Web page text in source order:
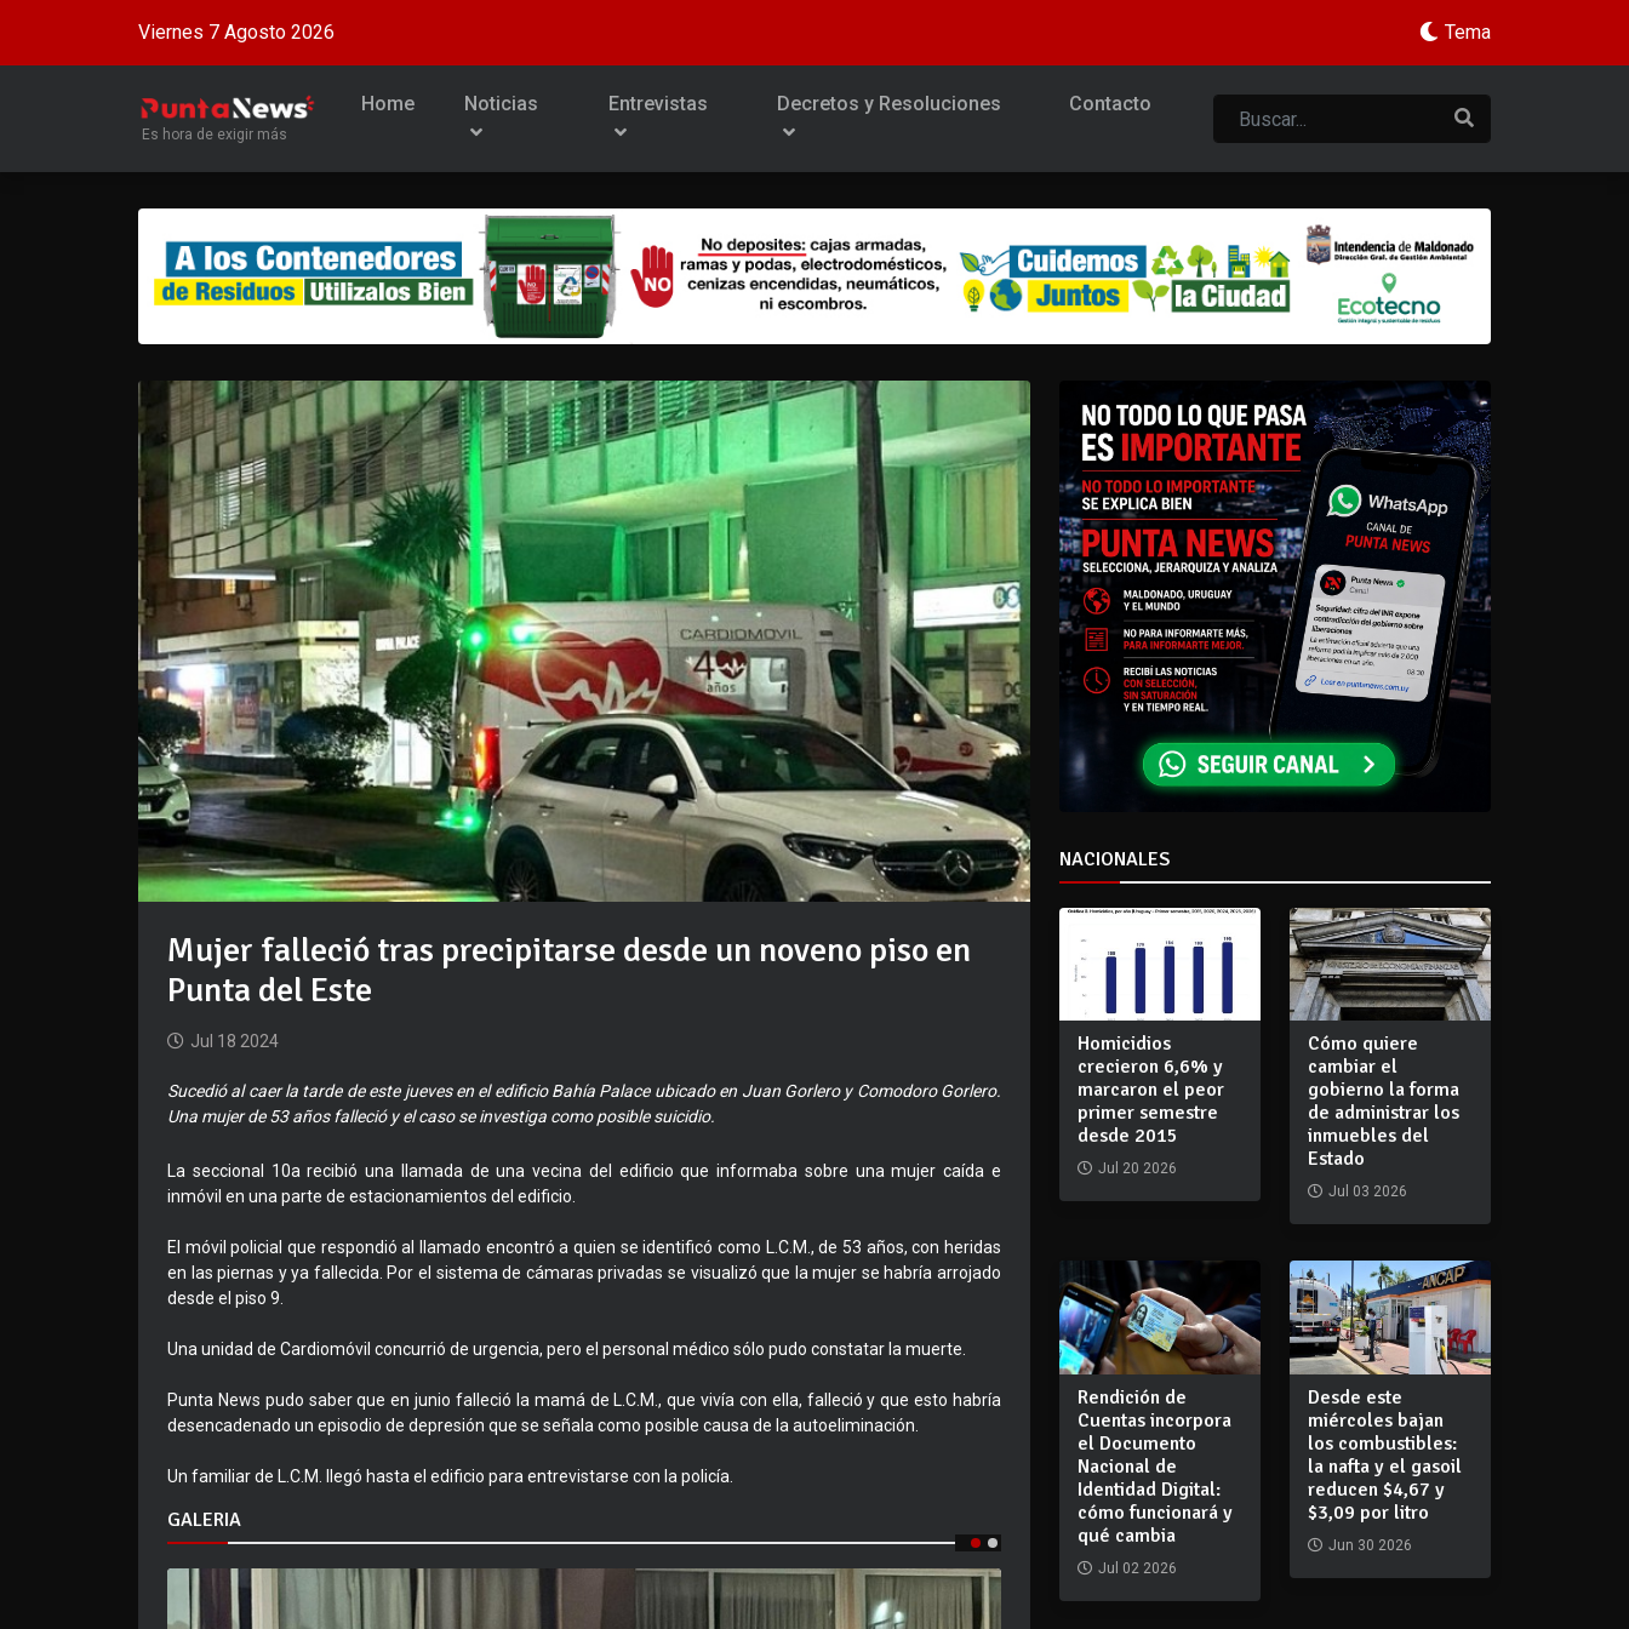
Viernes 7 Agosto 2026 Tema
Es hora de exigir más
Home Noticias Entrevistas Decretos y Resoluciones Contacto
Mujer falleció tras precipitarse desde un noveno piso en
Punta del Este
Jul 18 2024
Sucedió al caer la tarde de este jueves en el edificio Bahía Palace ubicado en Juan Gorlero y Comodoro Gorlero.
Una mujer de 53 años falleció y el caso se investiga como posible suicidio.
La seccional 10a recibió una llamada de una vecina del edificio que informaba sobre una mujer caída e
inmóvil en una parte de estacionamientos del edificio.
El móvil policial que respondió al llamado encontró a quien se identificó como L.C.M., de 53 años, con heridas
en las piernas y ya fallecida. Por el sistema de cámaras privadas se visualizó que la mujer se habría arrojado
desde el piso 9.
Una unidad de Cardiomóvil concurrió de urgencia, pero el personal médico sólo pudo constatar la muerte.
Punta News pudo saber que en junio falleció la mamá de L.C.M., que vivía con ella, falleció y que esto habría
desencadenado un episodio de depresión que se señala como posible causa de la autoeliminación.
Un familiar de L.C.M. llegó hasta el edificio para entrevistarse con la policía.
GALERIA
NACIONALES
Homicidios
crecieron 6,6% y
marcaron el peor
primer semestre
desde 2015
Jul 20 2026
Cómo quiere
cambiar el
gobierno la forma
de administrar los
inmuebles del
Estado
Jul 03 2026
Rendición de
Cuentas incorpora
el Documento
Nacional de
Identidad Digital:
cómo funcionará y
qué cambia
Jul 02 2026
Desde este
miércoles bajan
los combustibles:
la nafta y el gasoil
reducen $4,67 y
$3,09 por litro
Jun 30 2026